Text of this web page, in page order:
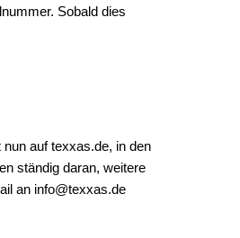
Sobald dies
auf texxas.de, in den
ständig daran, weitere
an info@texxas.de